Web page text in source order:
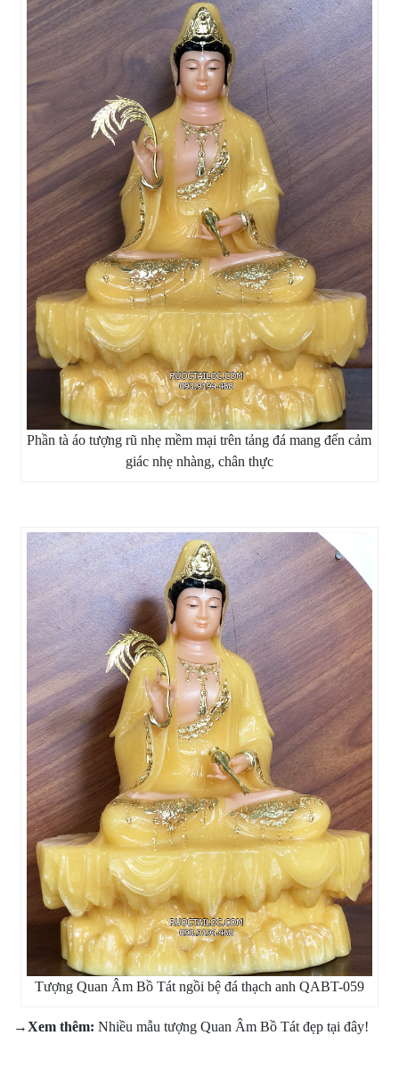
Phần tà áo tượng rũ nhẹ mềm mại trên tảng đá mang đến cảm
giác nhẹ nhàng, chân thực
Tượng Quan Âm Bồ Tát ngồi bệ đá thạch anh QABT-059
→Xem thêm: Nhiều mẫu tượng Quan Âm Bồ Tát đẹp tại đây!